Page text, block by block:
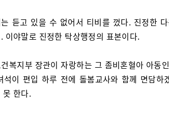
듣고 있을 수 없어서 티비를 껐다. 진정한
이야말로 진정한 탁상행정의 표본이다.
복지부 장관이 자랑하는 그 좀비혼혈아 아동
석이 편입 하루 전에 돌봄교사와 함께 면담하
못 한다.